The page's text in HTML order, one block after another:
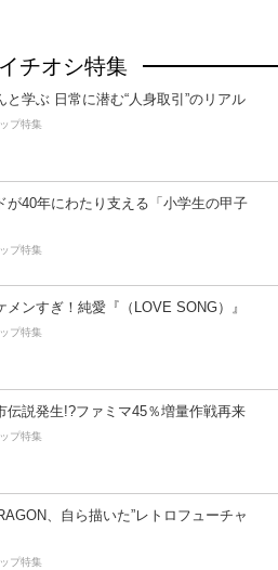
チオシ特集
と学ぶ 日常に潜む“人身取引”のリアル
プ特集
が40年にわたり支える「小学生の甲子
プ特集
メンすぎ！純愛『（LOVE SONG）』
プ特集
伝説発生!?ファミマ45％増量作戦再来
プ特集
、自ら描いた”レトロフューチャ
プ特集